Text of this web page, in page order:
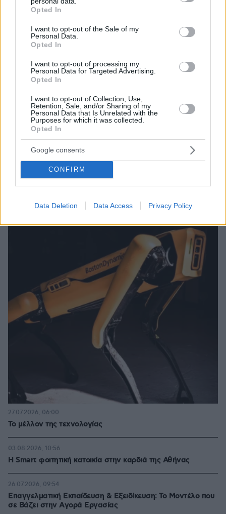
grant or deny consent to Google and its third-party tags to
use your data for below specified purposes in below Google
consent section.
Opted In
I want to opt-out of the Sale of my
Personal Data.
Opted In
I want to opt-out of processing my
Personal Data for Targeted Advertising.
Opted In
I want to opt-out of Collection, Use,
Retention, Sale, and/or Sharing of my
Personal Data that Is Unrelated with the
Purposes for which it was collected.
Opted In
Google consents
CONFIRM
Data Deletion Data Access Privacy Policy
πρόσθετων κυκλοφοριακών προβλημάτων, να
αποφύγουν την κίνησή τους στις παραπάνω
οδούς και Λεωφόρους και να ακολουθήσουν
τις υποδείξεις των τροχονόμων.
Thema Insights
Το μέλλον της τεχνολογίας
27.07.2026, 06:00
Η Smart φοιτητική κατοικία στην καρδιά της Αθήνας
03.08.2026, 10:56
Επαγγελματική Εκπαίδευση & Εξειδίκευση: Το Mοντέλο που
σε Bάζει στην Aγορά Eργασίας
26.07.2026, 09:54
και μάθετε πρώτοι όλες τις ειδήσεις
Δείτε όλες τις τελευταίεςΕιδήσεις
και τον Κόσμο, τη στιγμή που συμβαίνουν, στο
Protothema.gr